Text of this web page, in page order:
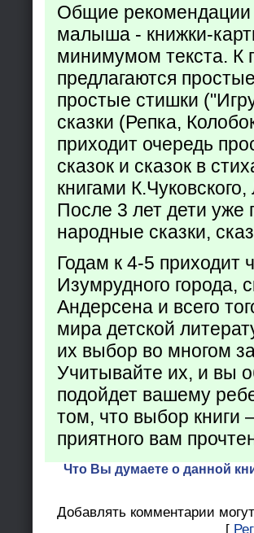
Общие рекомендации
малыша - книжки-
минимумом текста. К
предлагаются
простые стишки
сказки (Репка,
приходит очередь
сказок и сказок в
книгами
После 3 лет дети
народные сказки,
Годам к 4-5 приходит
Изумрудного города,
Андерсена и всего
мира детской
их выбор во многом
Учитывайте их, и вы
подойдет вашему
том, что выбор книги
приятного вам
Что Вы думаете о данной
Добавлять комментарии
[